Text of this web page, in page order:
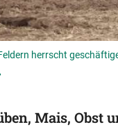
herrscht
Mais, Obst